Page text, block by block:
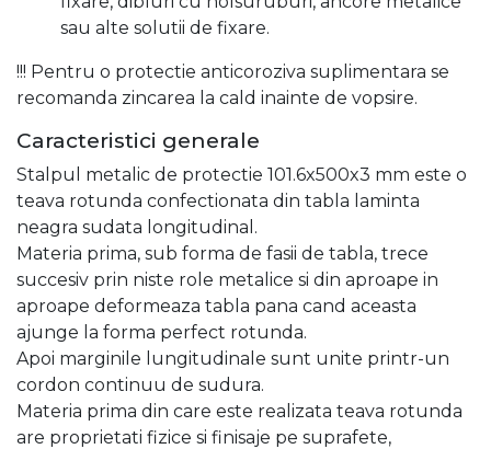
sau alte solutii de fixare.
!!! Pentru o protectie anticoroziva suplimentara se
recomanda zincarea la cald inainte de vopsire.
Caracteristici generale
Stalpul metalic de protectie 101.6x500x3 mm este o
teava rotunda confectionata din tabla laminta
neagra sudata longitudinal.
Materia prima, sub forma de fasii de tabla, trece
succesiv prin niste role metalice si din aproape in
aproape deformeaza tabla pana cand aceasta
ajunge la forma perfect rotunda.
Apoi marginile lungitudinale sunt unite printr-un
cordon continuu de sudura.
Materia prima din care este realizata teava rotunda
are proprietati fizice si finisaje pe suprafete,